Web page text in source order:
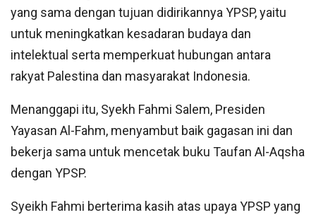
yang sama dengan tujuan didirikannya YPSP, yaitu
untuk meningkatkan kesadaran budaya dan
intelektual serta memperkuat hubungan antara
rakyat Palestina dan masyarakat Indonesia.
Menanggapi itu, Syekh Fahmi Salem, Presiden
Yayasan Al-Fahm, menyambut baik gagasan ini dan
bekerja sama untuk mencetak buku Taufan Al-Aqsha
dengan YPSP.
Syeikh Fahmi berterima kasih atas upaya YPSP yang